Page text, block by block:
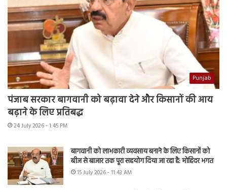
Punjab
पंजाब सरकार बागवानी को बढ़ावा देने और किसानों की आय
बढ़ाने के लिए प्रतिबद्ध
24 July 2026 - 1:45 PM
बागवानी को लाभकारी व्यवसाय बनाने के लिए किसानों को
बीज से बाजार तक पूरा सहयोग दिया जा रहा है: मोहिंदर भगत
15 July 2026 - 11:43 AM